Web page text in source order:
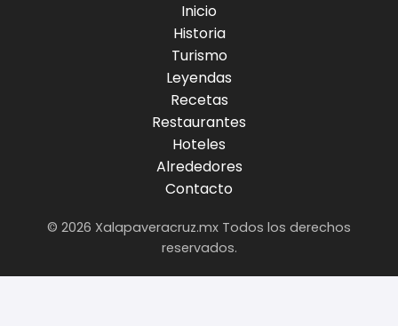
Inicio
Historia
Turismo
Leyendas
Recetas
Restaurantes
Hoteles
Alrededores
Contacto
© 2026 Xalapaveracruz.mx Todos los derechos
reservados.